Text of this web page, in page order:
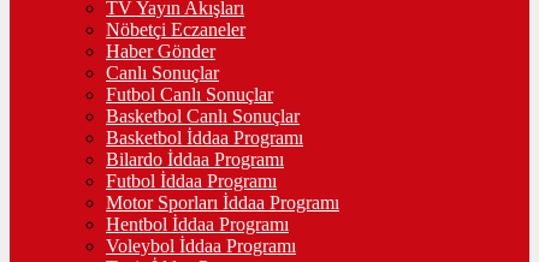
TV Yayın Akışları
Nöbetçi Eczaneler
Haber Gönder
Canlı Sonuçlar
Futbol Canlı Sonuçlar
Basketbol Canlı Sonuçlar
Basketbol İddaa Programı
Bilardo İddaa Programı
Futbol İddaa Programı
Motor Sporları İddaa Programı
Hentbol İddaa Programı
Voleybol İddaa Programı